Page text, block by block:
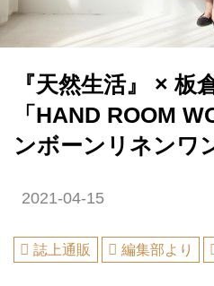
『天然生活』 × 板
「HAND ROOM
ンボーンリネンワ
2021-04-15
誌上通販 編集部より